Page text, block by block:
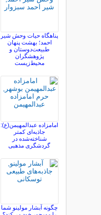
پناهگاه حیات وحش شیر
احمد؛ بهشت پنهان
طبیعت‌دوستان و
پژوهشگران
محیط‌زیست
امامزاده عبدالمهیمن(ع):
جاذبه‌ای کمتر
شناخته‌شده در
گردشگری مذهبی
چگونه آبشار مولینو شما